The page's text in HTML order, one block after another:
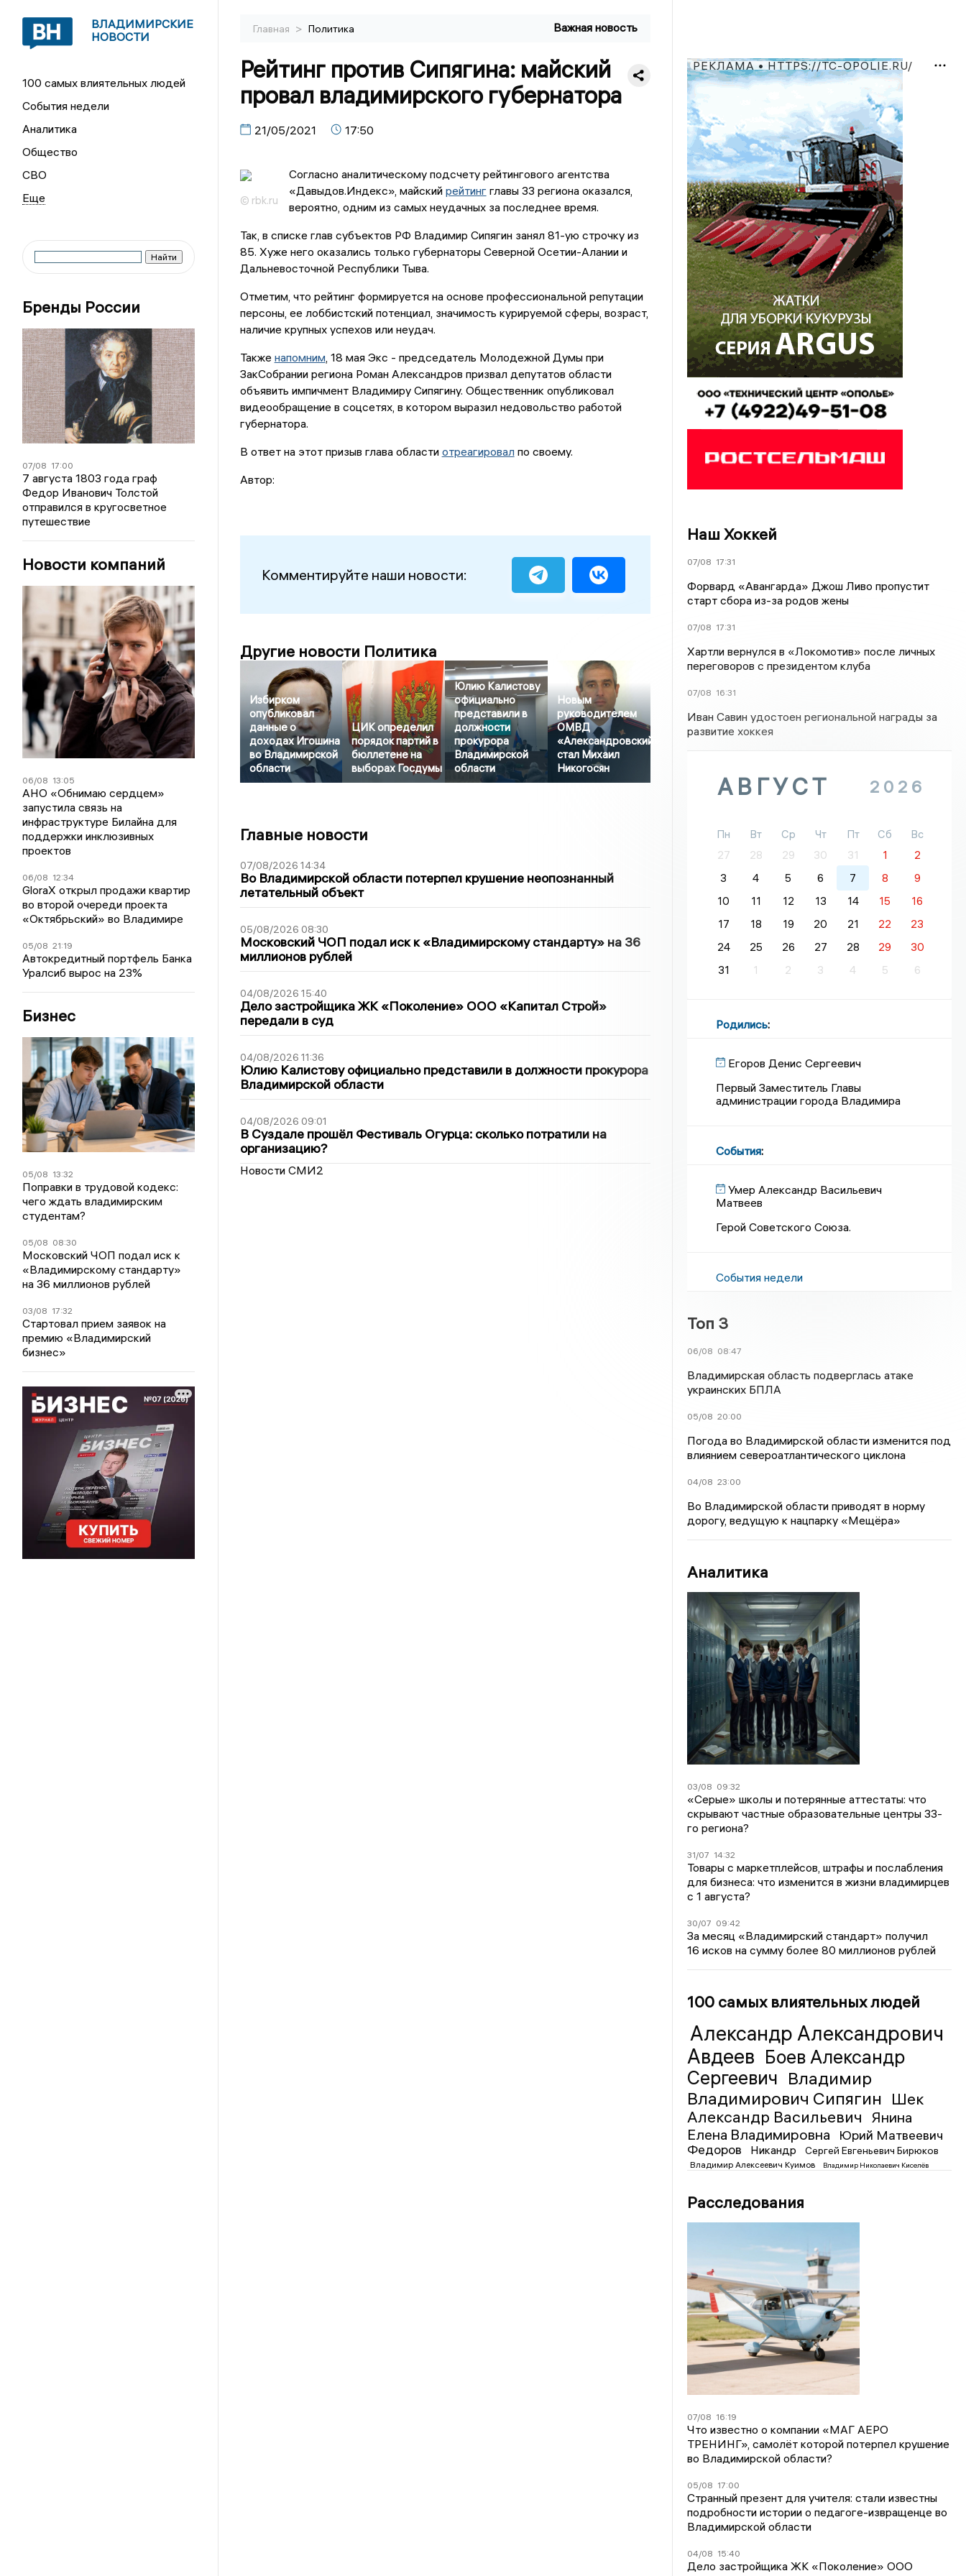
ВЛАДИМИРСКИЕ
НОВОСТИ
100 самых влиятельных людей
События недели
Аналитика
Общество
СВО
Бренды России
07/08 17:00
7 августа 1803 года граф
Федор Иванович Толстой
отправился в кругосветное
путешествие
Новости компаний
06/08 13:05
АНО «Обнимаю сердцем»
запустила связь на
инфраструктуре Билайна для
поддержки инклюзивных
проектов
06/08 12:34
GloraX открыл продажи квартир
во второй очереди проекта
«Октябрьский» во Владимире
05/08 21:19
Автокредитный портфель Банка
Уралсиб вырос на 23%
Бизнес
05/08 13:32
Поправки в трудовой кодекс:
чего ждать владимирским
студентам?
05/08 08:30
Московский ЧОП подал иск к
«Владимирскому стандарту»
на 36 миллионов рублей
03/08 17:32
Стартовал прием заявок на
премию «Владимирский
бизнес»
Главная > Политика Важная новость
Рейтинг против Сипягина: майский
провал владимирского губернатора
21/05/2021 17:50
© rbk.ru
Согласно аналитическому подсчету рейтингового агентства
«Давыдов.Индекс», майский рейтинг главы 33 региона оказался,
вероятно, одним из самых неудачных за последнее время.
Так, в списке глав субъектов РФ Владимир Сипягин занял 81-ую строчку из
85. Хуже него оказались только губернаторы Северной Осетии-Алании и
Дальневосточной Республики Тыва.
Отметим, что рейтинг формируется на основе профессиональной репутации
персоны, ее лоббистский потенциал, значимость курируемой сферы, возраст,
наличие крупных успехов или неудач.
Также напомним, 18 мая Экс - председатель Молодежной Думы при
ЗакСобрании региона Роман Александров призвал депутатов области
объявить импичмент Владимиру Сипягину. Общественник опубликовал
видеообращение в соцсетях, в котором выразил недовольство работой
губернатора.
В ответ на этот призыв глава области отреагировалпо своему.
Автор:
Комментируйте наши новости:
Другие новости Политика
Избирком
опубликовал
данные о
доходах Игошина
во Владимирской
области
ЦИК определил
порядок партий в
бюллетене на
выборах Госдумы
Юлию Калистову
официально
представили в
должности
прокурора
Владимирской
области
Новым
руководителем
ОМВД
«Александровский»
стал Михаил
Никогосян
Главные новости
07/08/2026 14:34
Во Владимирской области потерпел крушение неопознанный
летательный объект
05/08/2026 08:30
Московский ЧОП подал иск к «Владимирскому стандарту» на 36
миллионов рублей
04/08/2026 15:40
Дело застройщика ЖК «Поколение» ООО «Капитал Строй»
передали в суд
04/08/2026 11:36
Юлию Калистову официально представили в должности прокурора
Владимирской области
04/08/2026 09:01
В Суздале прошёл Фестиваль Огурца: сколько потратили на
организацию?
Новости СМИ2
РЕКЛАМА • HTTPS://TC-OPOLIE.RU/
Наш Хоккей
07/08 17:31
Форвард «Авангарда» Джош Ливо пропустит
старт сбора из-за родов жены
07/08 17:31
Хартли вернулся в «Локомотив» после личных
переговоров с президентом клуба
07/08 16:31
Иван Савин удостоен региональной награды за
развитие хоккея
АВГУСТ 2026
Пн Вт Ср Чт Пт Сб
Вс
27
28 29 30 31 1
2
3
4 5 6 7 8
9
10
11 12 13 14 15
16
17
18 19 20 21 22
23
24
25 26 27 28 29
30
31
1 2 3 4 5 6
Родились:
Егоров Денис Сергеевич
Первый Заместитель Главы
администрации города Владимира
События:
Умер Александр Васильевич
Матвеев
Герой Советского Союза.
События недели
Топ 3
06/08 08:47
Владимирская область подверглась атаке
украинских БПЛА
05/08 20:00
Погода во Владимирской области изменится под
влиянием североатлантического циклона
04/08 23:00
Во Владимирской области приводят в норму
дорогу, ведущую к нацпарку «Мещёра»
Аналитика
03/08 09:32
«Серые» школы и потерянные аттестаты: что
скрывают частные образовательные центры 33-
го региона?
31/07 14:32
Товары с маркетплейсов, штрафы и послабления
для бизнеса: что изменится в жизни владимирцев
с 1 августа?
30/07 09:42
За месяц «Владимирский стандарт» получил
16 исков на сумму более 80 миллионов рублей
100 самых влиятельных людей
Александр Александрович
Авдеев Боев Александр
Сергеевич Владимир
Владимирович Сипягин Шек
Александр Васильевич
Янина
Елена Владимировна
Юрий Матвеевич
Федоров
Никандр Сергей Евгеньевич Бирюков
Владимир Алексеевич Куимов Владимир Николаевич Киселёв
Расследования
07/08 16:19
Что известно о компании «МАГ АЕРО
ТРЕНИНГ», самолёт которой потерпел крушение
во Владимирской области?
05/08 17:00
Странный презент для учителя: стали известны
подробности истории о педагоге-извращенце во
Владимирской области
04/08 15:40
Дело застройщика ЖК «Поколение» ООО